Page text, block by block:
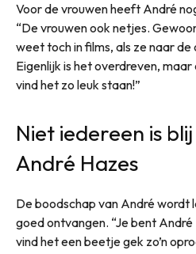
Voor de vrouwen heeft André
“De vrouwen ook netjes.
weet toch in films, als ze naar de
Eigenlijk is het overdreven,
vind het zo leuk staan!”
Niet iedereen is
André Hazes
De boodschap van André wordt
goed ontvangen. “Je bent
vind het een beetje gek zo’n